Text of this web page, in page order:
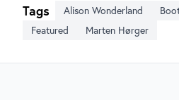
Tags Alison Wonderland
Featured
Marten Hørger